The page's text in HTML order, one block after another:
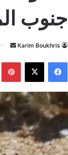
جنوب
Karim Boukhris
أرسل
فيسبوك ‫X